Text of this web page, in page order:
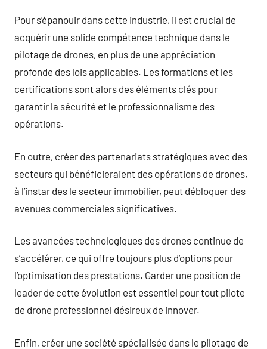
Pour s’épanouir dans cette industrie, il est crucial de
acquérir une solide compétence technique dans le
pilotage de drones, en plus de une appréciation
profonde des lois applicables. Les formations et les
certifications sont alors des éléments clés pour
garantir la sécurité et le professionnalisme des
opérations.
En outre, créer des partenariats stratégiques avec des
secteurs qui bénéficieraient des opérations de drones,
à l’instar des le secteur immobilier, peut débloquer des
avenues commerciales significatives.
Les avancées technologiques des drones continue de
s’accélérer, ce qui offre toujours plus d’options pour
l’optimisation des prestations. Garder une position de
leader de cette évolution est essentiel pour tout pilote
de drone professionnel désireux de innover.
Enfin, créer une société spécialisée dans le pilotage de